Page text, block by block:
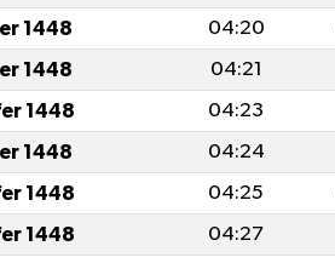
1448 04:20
1448 04:21
1448 04:23
1448 04:24
1448 04:25
1448 04:27